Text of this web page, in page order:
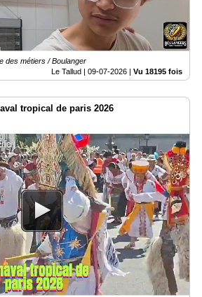
des métiers / Boulanger
Le Tallud | 09-07-2026 | Vu 18195 fois
tropical de paris 2026